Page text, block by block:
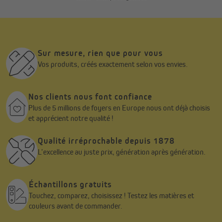
Sur mesure, rien que pour vous
Vos produits, créés exactement selon vos envies.
Nos clients nous font confiance
Plus de 5 millions de foyers en Europe nous ont déjà choisis
et apprécient notre qualité !
Qualité irréprochable depuis 1878
L’excellence au juste prix, génération après génération.
Échantillons gratuits
Touchez, comparez, choisissez ! Testez les matières et
couleurs avant de commander.